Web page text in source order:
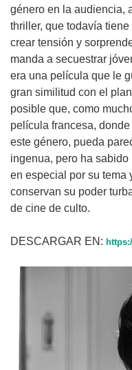
género en la audiencia,
thriller, que todavía
crear tensión y
manda a secuestrar
era una película que le
gran similitud con el
posible que, como
película francesa,
este género, pueda
ingenua, pero ha
en especial por su tema
conservan su poder
de cine de culto.
DESCARGAR EN: